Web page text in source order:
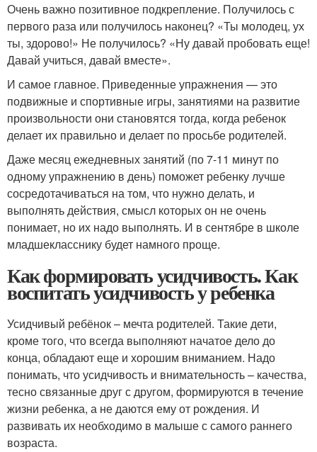
Очень важно позитивное подкрепление. Получилось с
первого раза или получилось наконец? «Ты молодец, ух
ты, здорово!» Не получилось? «Ну давай пробовать еще!
Давай учиться, давай вместе».
И самое главное. Приведенные упражнения — это
подвижные и спортивные игры, занятиями на развитие
произвольности они становятся тогда, когда ребенок
делает их правильно и делает по просьбе родителей.
Даже месяц ежедневных занятий (по 7-11 минут по
одному упражнению в день) поможет ребенку лучше
сосредотачиваться на том, что нужно делать, и
выполнять действия, смысл которых он не очень
понимает, но их надо выполнять. И в сентябре в школе
младшекласснику будет намного проще.
Как формировать усидчивость. Как
воспитать усидчивость у ребенка
Усидчивый ребёнок – мечта родителей. Такие дети,
кроме того, что всегда выполняют начатое дело до
конца, обладают еще и хорошим вниманием. Надо
понимать, что усидчивость и внимательность – качества,
тесно связанные друг с другом, формируются в течение
жизни ребенка, а не даются ему от рождения. И
развивать их необходимо в малыше с самого раннего
возраста.